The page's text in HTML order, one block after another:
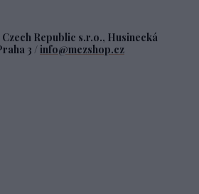
Republic s.r.o., Husinecká
3 / info@mezshop.cz